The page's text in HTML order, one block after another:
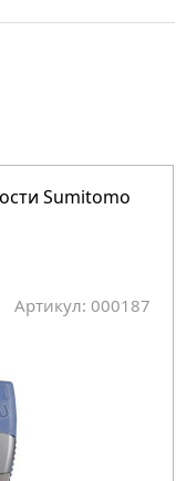
Sumitomo
Артикул: 000187